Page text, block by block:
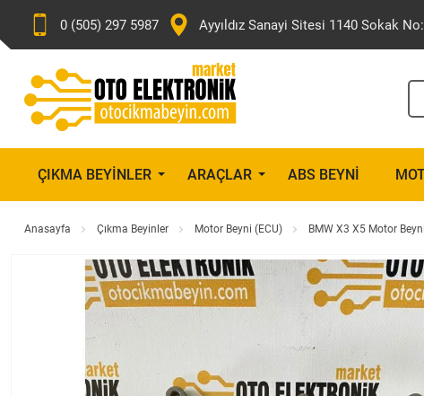
0 (505) 297 5987 Ayyıldız Sanayi Sitesi 1140 Sokak
ÇIKMA BEYINLER ARAÇLAR ABS BEYNI
Anasayfa Çıkma Beyinler Motor Beyni (ECU) BMW X3 X5 Motor